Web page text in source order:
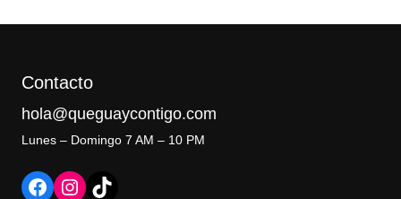
Contacto
hola@queguaycontigo.com
Lunes – Domingo 7 AM – 10 PM
Facebook Instagram TikTok